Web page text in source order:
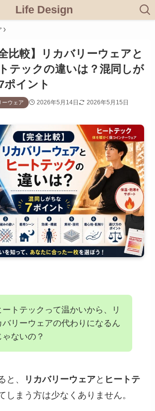
Life Design
全比較】リカバリーウェアと
テックの違いは？混同しが
ポイント
ーウェア 2026年5月14日 2026年5月15日
ートテックって温かいから、リ
バリーウェアの代わりになるん
ゃないの？
と、 リカバリーウェアと ヒートテ
しまう方は少なくありません。